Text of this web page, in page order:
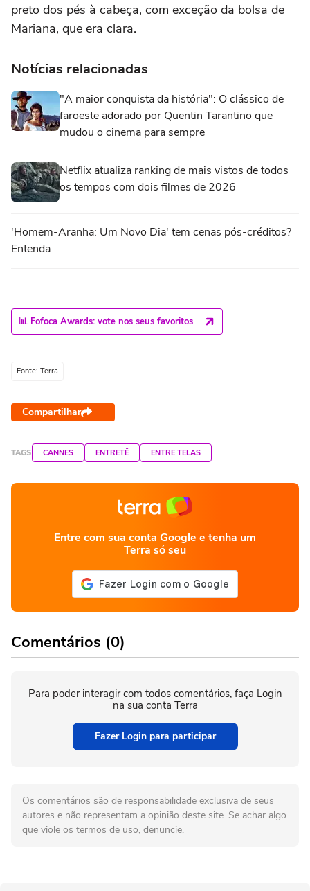
preto dos pés à cabeça, com exceção da bolsa de
Mariana, que era clara.
Notícias relacionadas
"A maior conquista da história": O clássico de
faroeste adorado por Quentin Tarantino que
mudou o cinema para sempre
Netflix atualiza ranking de mais vistos de todos
os tempos com dois filmes de 2026
'Homem-Aranha: Um Novo Dia' tem cenas pós-créditos?
Entenda
📊 Fofoca Awards: vote nos seus favoritos
Fonte: Terra
Compartilhar
TAGS CANNES ENTRETÊ ENTRE TELAS
Entre com sua conta Google e tenha um
Terra só seu
Comentários (0)
Para poder interagir com todos comentários, faça Login
na sua conta Terra
Fazer Login para participar
Os comentários são de responsabilidade exclusiva de seus
autores e não representam a opinião deste site. Se achar algo
que viole os termos de uso, denuncie.